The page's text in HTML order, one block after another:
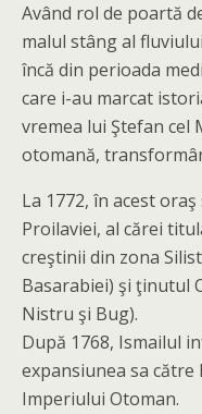
Având rol de poartă
malul stâng al
încă din perioada
care i-au marcat
vremea lui Ştefan cel
otomană,
La 1772, în acest
Proilaviei, al cărei
creştinii din zona
Basarabiei) şi ţinutul
Nistru şi Bug).
După 1768, Ismailul
expansiunea sa
Imperiului Otoman.